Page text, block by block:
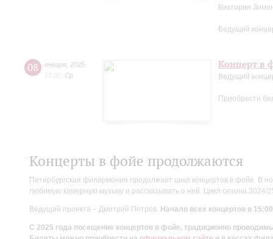
Виктория
Ведущий
08 января 2025
15:00 Ср
Концерт в
Ведущий
Приобрести
Концерты в фойе продолжаются
Петербургская филармония продолжает цикл концертов в фойе. В
любимую камерную музыку и рассказывать о ней. Цикл сезона
Ведущий проекта – Дмитрий Петров. Начало всех концертов в
С 2025 года посещение концертов в фойе, традиционно